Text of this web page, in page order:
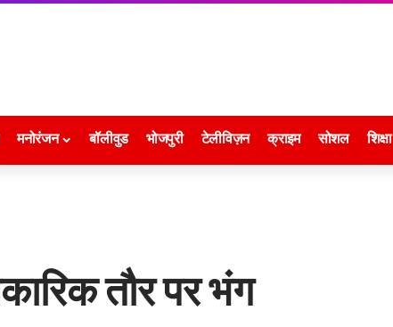
मनोरंजन बॉलीवुड भोजपुरी टेलीविज़न क्राइम सोशल शिक्षा
तौर पर भंग